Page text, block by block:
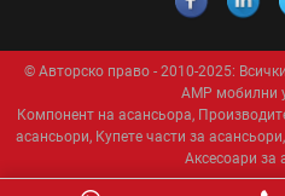
© Авторско право - 2010-2025:
AMP мобилни
Компонент на асансьора,
асансьори, Купете части за асансьори,
Аксесоари за